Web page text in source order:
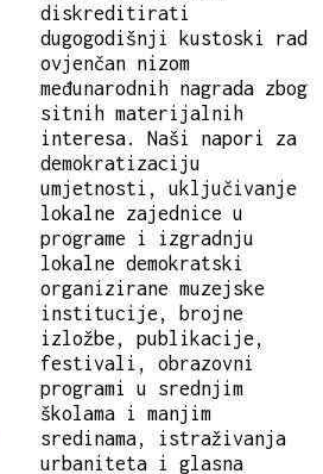
diskreditirati
dugogodišnji kustoski rad
ovjenčan nizom
međunarodnih nagrada zbog
sitnih materijalnih
interesa. Naši napori za
demokratizaciju
umjetnosti, uključivanje
lokalne zajednice u
programe i izgradnju
lokalne demokratski
organizirane muzejske
institucije, brojne
izložbe, publikacije,
festivali, obrazovni
programi u srednjim
školama i manjim
sredinama, istraživanja
urbaniteta i glasna